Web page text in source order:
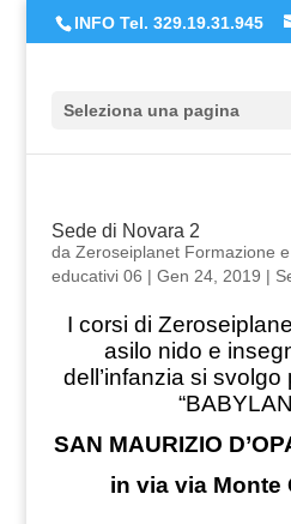
INFO Tel. 329.19.31.945
Seleziona una pagina
Sede di Novara 2
da Zeroseiplanet Formazione
educativi 06 | Gen 24, 2019 |
I corsi di
asilo nido e
dell’infanzia si svolgo
SAN MAURIZIO
in via via Monte